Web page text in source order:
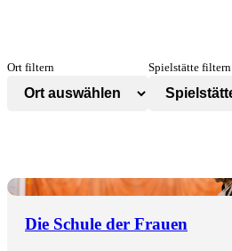
Ort filtern Spielstätte filtern
Die Schule der Frauen